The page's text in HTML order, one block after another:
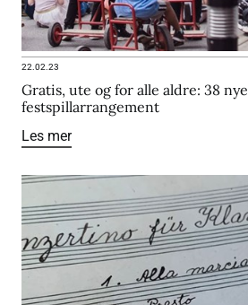
22.02.23
Gratis, ute og for alle aldre: 38 nye
festspillarrangement
Les mer